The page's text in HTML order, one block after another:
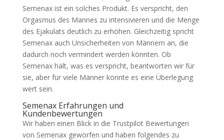
Semenax ist ein solches Produkt. Es verspricht, den
Orgasmus des Mannes zu intensivieren und die Menge
des Ejakulats deutlich zu erhöhen. Gleichzeitig spricht
Semenax auch Unsicherheiten von Männern an, die
dadurch noch vermindert werden könnten. Ob
Semenax hält, was es verspricht, beantworten wir für
sie, aber für viele Männer könnte es eine Überlegung
wert sein.
Semenax Erfahrungen und
Kundenbewertungen
Wir haben einen Blick in die Trustpilot Bewertungen
von Semenax geworfen und haben folgendes zu